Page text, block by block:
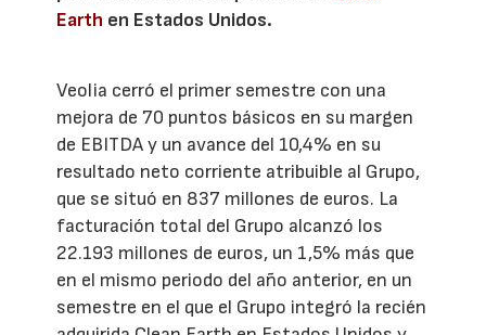
Earth en Estados Unidos.
Veolia cerró el primer semestre con una
mejora de 70 puntos básicos en su margen
de EBITDA y un avance del 10,4% en su
resultado neto corriente atribuible al Grupo,
que se situó en 837 millones de euros. La
facturación total del Grupo alcanzó los
22.193 millones de euros, un 1,5% más que
en el mismo periodo del año anterior, en un
semestre en el que el Grupo integró la recién